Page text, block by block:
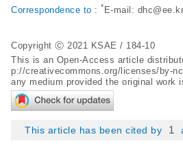
Correspondence to : * E-mail:
Copyright Ⓒ 2021 KSAE / 184-10
This is an Open-Access article
p://creativecommons.org/licenses/by-
any medium provided the original work
This article has been cited by 1